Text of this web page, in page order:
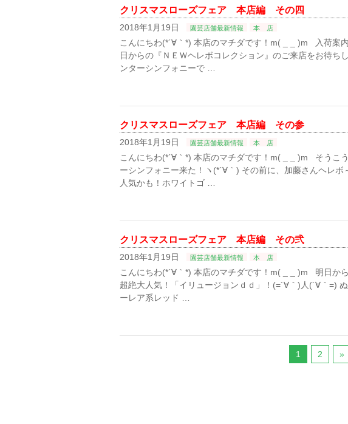
クリスマスローズフェア 本店編 その四
2018年1月19日 園芸店舗最新情報 本 店
こんにちわ(*´∀｀*) 本店のマチダです！m( _ _ )m 入荷案
日からの『ＮＥＷヘレボコレクション』のご来店をお待ち
ンターシンフォニーで …
クリスマスローズフェア 本店編 その参
2018年1月19日 園芸店舗最新情報 本 店
こんにちわ(*´∀｀*) 本店のマチダです！m( _ _ )m そうこ
ーシンフォニー来た！ヽ(*´∀｀) その前に、加藤さんヘレ
人気かも！ホワイトゴ …
クリスマスローズフェア 本店編 その弐
2018年1月19日 園芸店舗最新情報 本 店
こんにちわ(*´∀｀*) 本店のマチダです！m( _ _ )m 明日か
超絶大人気！「イリュージョンｄｄ」！(=´∀｀)人(´∀｀=)
ーレア系レッド …
1 2 »